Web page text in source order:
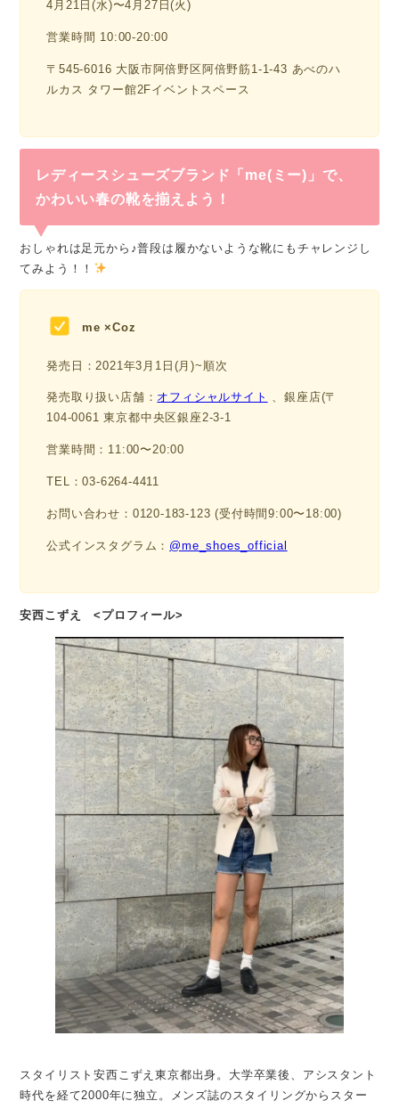
4月21日(水)〜4月27日(火)
営業時間 10:00-20:00
〒545-6016 大阪市阿倍野区阿倍野筋1-1-43 あべのハ
ルカス タワー館2Fイベントスペース
レディースシューズブランド「me(ミー)」で、
かわいい春の靴を揃えよう！
おしゃれは足元から♪普段は履かないような靴にもチャレンジし
てみよう！！
me ×Coz
発売日：2021年3月1日(月)~順次
発売取り扱い店舗： オフィシャルサイト 、銀座店(〒
104-0061 東京都中央区銀座2-3-1
営業時間：11:00〜20:00
TEL：03-6264-4411
お問い合わせ：0120-183-123 (受付時間9:00〜18:00)
公式インスタグラム： @me_shoes_official
安⻄こずえ <プロフィール>
スタイリスト安⻄こずえ東京都出身。大学卒業後、アシスタント
時代を経て2000年に独立。メンズ誌のスタイリングからスター